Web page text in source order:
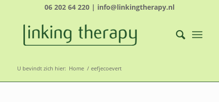
06 202 64 220 | info@linkingtherapy.nl
U bevindt zich hier: Home / eefjecoevert